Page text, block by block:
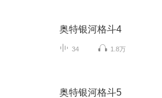
奥特银河格斗4
34 1.8万
奥特银河格斗5